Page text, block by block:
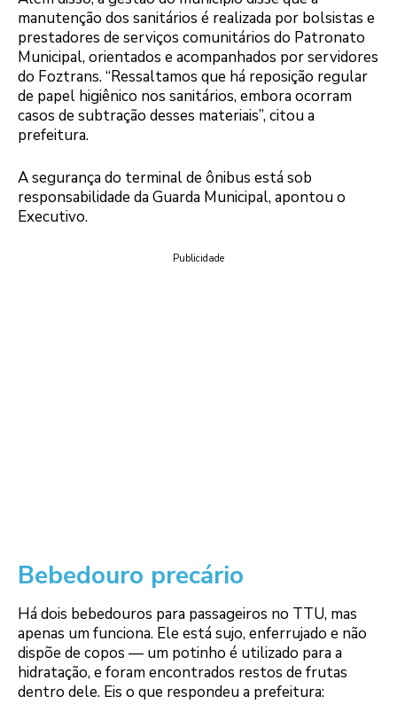
manutenção dos sanitários é realizada por bolsistas e
prestadores de serviços comunitários do Patronato
Municipal, orientados e acompanhados por servidores
do Foztrans. “Ressaltamos que há reposição regular
de papel higiênico nos sanitários, embora ocorram
casos de subtração desses materiais”, citou a
prefeitura.
A segurança do terminal de ônibus está sob
responsabilidade da Guarda Municipal, apontou o
Executivo.
Publicidade
Bebedouro precário
Há dois bebedouros para passageiros no TTU, mas
apenas um funciona. Ele está sujo, enferrujado e não
dispõe de copos — um potinho é utilizado para a
hidratação, e foram encontrados restos de frutas
dentro dele. Eis o que respondeu a prefeitura: